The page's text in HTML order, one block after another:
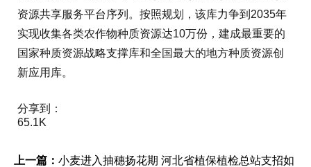
资源共享服务平台序列。按照规划，该库力争到2035年
实现收集各类农作物种质资源达10万份，建成最重要的
国家种质资源战略支撑库和全国最大的地方种质资源创
新应用库。
分享到：
65.1K
上一篇： 小麦进入抽穗扬花期 河北省植保植检总站支招如